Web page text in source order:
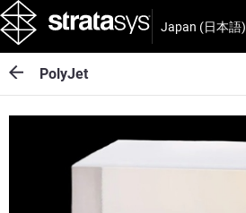
Japan (日本語)
PolyJet